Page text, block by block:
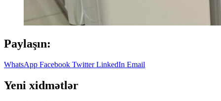
Paylaşın:
WhatsApp Facebook TwitterLinkedIn Email
Yeni xidmətlər